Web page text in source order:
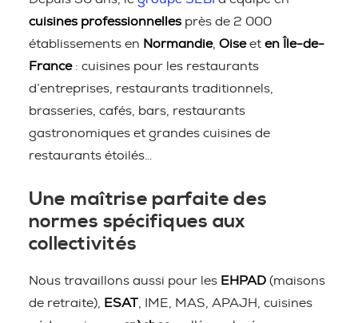
cuisines professionnelles près de 2 000
établissements en Normandie, Oiseet en Île-de-
France: cuisines pour les restaurants
d’entreprises, restaurants traditionnels,
brasseries, cafés, bars, restaurants
gastronomiques et grandes cuisines de
restaurants étoilés…
Une maîtrise parfaite des
normes spécifiques aux
collectivités
Nous travaillons aussi pour les EHPAD (maisons
de retraite),
ESAT , IME, MAS, APAJH, cuisines